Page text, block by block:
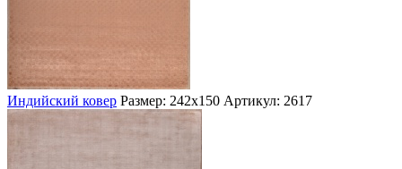
Индийский ковер Размер: 242х150 Артикул: 2617